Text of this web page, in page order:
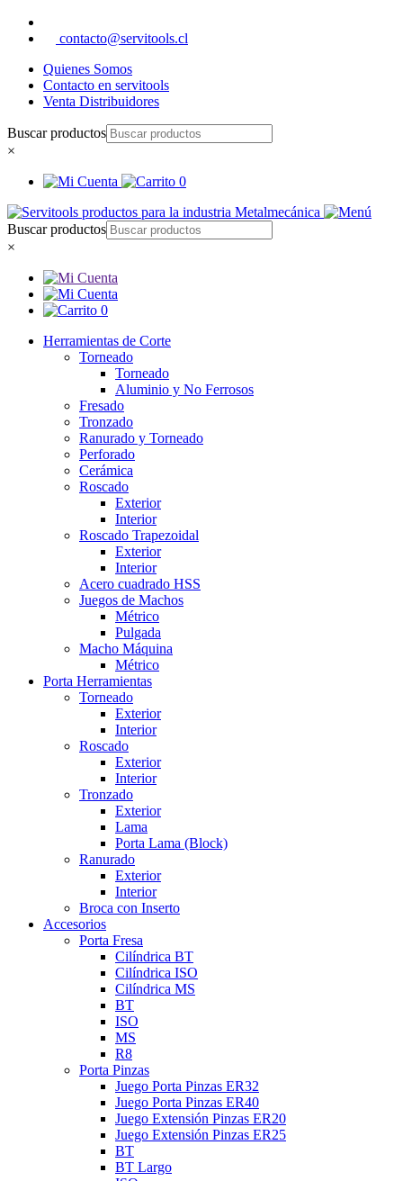
contacto@servitools.cl
Quienes Somos
Contacto en servitools
Venta Distribuidores
Buscar productos
×
0
Buscar productos
×
0
Herramientas de Corte
Torneado
Torneado
Aluminio y No Ferrosos
Fresado
Tronzado
Ranurado y Torneado
Perforado
Cerámica
Roscado
Exterior
Interior
Roscado Trapezoidal
Exterior
Interior
Acero cuadrado HSS
Juegos de Machos
Métrico
Pulgada
Macho Máquina
Métrico
Porta Herramientas
Torneado
Exterior
Interior
Roscado
Exterior
Interior
Tronzado
Exterior
Lama
Porta Lama (Block)
Ranurado
Exterior
Interior
Broca con Inserto
Accesorios
Porta Fresa
Cilíndrica BT
Cilíndrica ISO
Cilíndrica MS
BT
ISO
MS
R8
Porta Pinzas
Juego Porta Pinzas ER32
Juego Porta Pinzas ER40
Juego Extensión Pinzas ER20
Juego Extensión Pinzas ER25
BT
BT Largo